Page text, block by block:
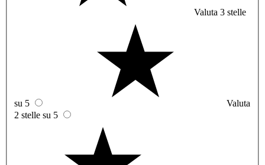
Valuta 3 stelle
su 5
Valuta
2 stelle su 5